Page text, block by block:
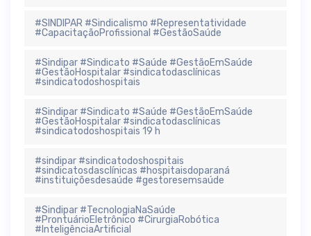
#SINDIPAR #Sindicalismo #Representatividade
#CapacitaçãoProfissional #GestãoSaúde
#Sindipar #Sindicato #Saúde #GestãoEmSaúde
#GestãoHospitalar #sindicatodasclínicas
#sindicatodoshospitais
#Sindipar #Sindicato #Saúde #GestãoEmSaúde
#GestãoHospitalar #sindicatodasclínicas
#sindicatodoshospitais 19 h
#sindipar #sindicatodoshospitais
#sindicatosdasclínicas #hospitaisdoparaná
#instituiçõesdesaúde #gestoresemsaúde
#Sindipar #TecnologiaNaSaúde
#ProntuárioEletrônico #CirurgiaRobótica
#InteligênciaArtificial